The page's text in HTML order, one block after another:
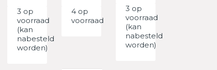
3 op
voorraad
(kan
nabesteld
worden)
4 op
voorraad
3 op
voorraad
(kan
nabesteld
worden)